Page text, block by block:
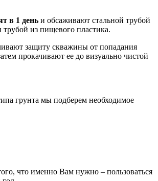
в 1 день и обсаживают стальной трубой
из пищевого пластика.
защиту скважины от попадания
прокачивают ее до визуально чистой
грунта мы подберем необходимое
что именно Вам нужно – пользоваться